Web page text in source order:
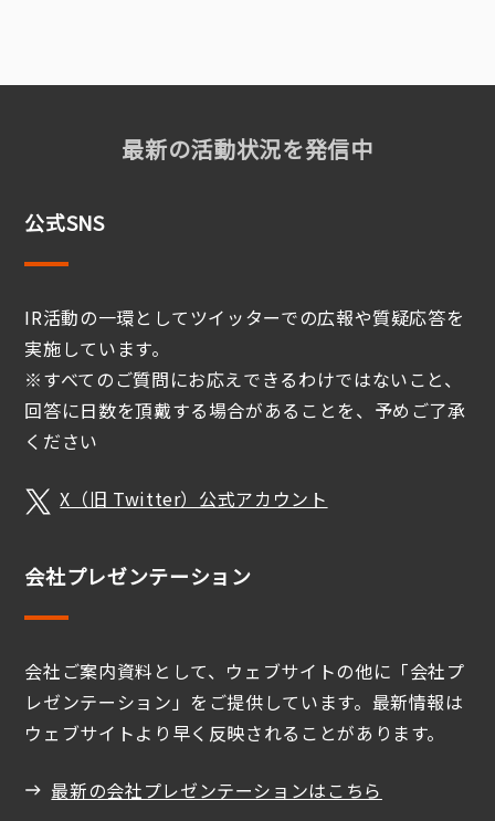
最新の活動状況を発信中
公式SNS
IR活動の一環としてツイッターでの広報や質疑応答を
実施しています。
※すべてのご質問にお応えできるわけではないこと、
回答に日数を頂戴する場合があることを、予めご了承
ください
X（旧 Twitter）公式アカウント
会社プレゼンテーション
会社ご案内資料として、ウェブサイトの他に「会社プ
レゼンテーション」をご提供しています。最新情報は
ウェブサイトより早く反映されることがあります。
最新の会社プレゼンテーションはこちら